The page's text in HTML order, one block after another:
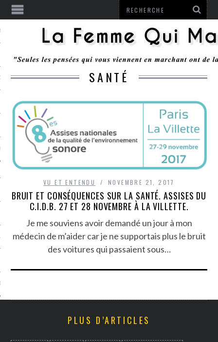
RESTER
ARCACHON
SANTÉ
VU ET ENTENDU NOVEMBRE 21, 2017
BRUIT ET CONSÉQUENCES SUR LA SANTÉ. ASSISES DU
C.I.D.B. 27 ET 28 NOVEMBRE À LA VILLETTE.
Je me souviens avoir demandé un jour à mon
médecin de m’aider car je ne supportais plus le bruit
des voitures qui passaient sous…
PLUS D’ARTICLES